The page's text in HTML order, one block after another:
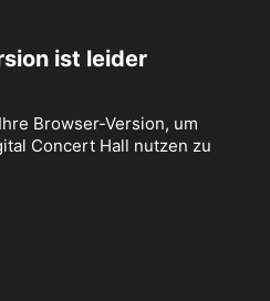
ist leider
Browser-Version, um
Concert Hall nutzen zu